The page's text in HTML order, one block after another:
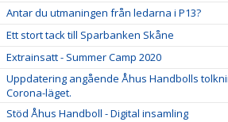
Antar du utmaningen från ledarna i P13?
Ett stort tack till Sparbanken Skåne
Extrainsatt - Summer Camp 2020
Uppdatering angående Åhus Handbolls
Corona-läget.
Stöd Åhus Handboll - Digital insamling